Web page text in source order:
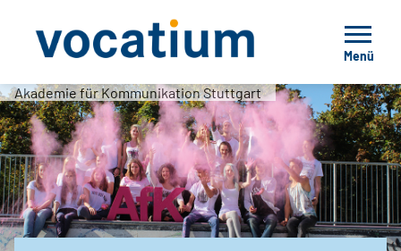
Menü
Akademie für Kommunikation Stuttgart